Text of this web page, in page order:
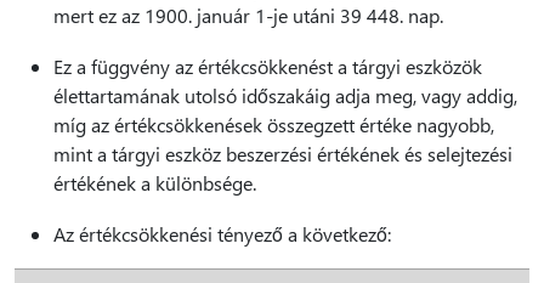
mert ez az 1900. január 1-je utáni 39 448. nap.
Ez a függvény az értékcsökkenést a tárgyi eszközök
élettartamának utolsó időszakáig adja meg, vagy addig,
míg az értékcsökkenések összegzett értéke nagyobb,
mint a tárgyi eszköz beszerzési értékének és selejtezési
értékének a különbsége.
Az értékcsökkenési tényező a következő: